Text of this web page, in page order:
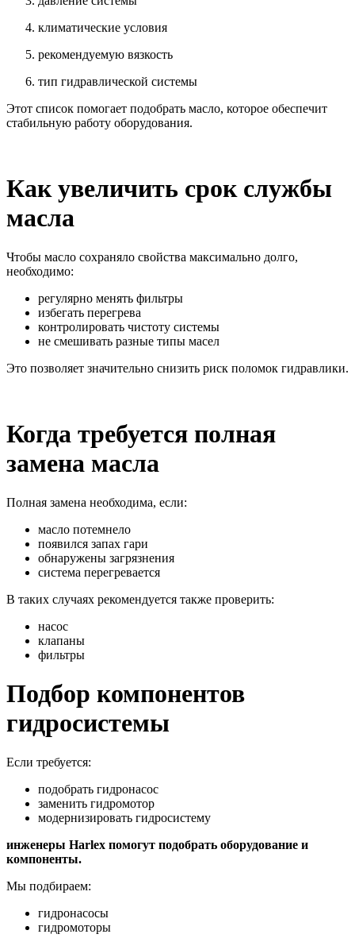
климатические условия
рекомендуемую вязкость
тип гидравлической системы
Этот список помогает подобрать масло, которое обеспечит
стабильную работу оборудования.
Как увеличить срок службы
масла
Чтобы масло сохраняло свойства максимально долго,
необходимо:
регулярно менять фильтры
избегать перегрева
контролировать чистоту системы
не смешивать разные типы масел
Это позволяет значительно снизить риск поломок гидравлики.
Когда требуется полная
замена масла
Полная замена необходима, если:
масло потемнело
появился запах гари
обнаружены загрязнения
система перегревается
В таких случаях рекомендуется также проверить:
насос
клапаны
фильтры
Подбор компонентов
гидросистемы
Если требуется:
подобрать гидронасос
заменить гидромотор
модернизировать гидросистему
инженеры Harlex помогут подобрать оборудование и
компоненты.
Мы подбираем:
гидронасосы
гидромоторы